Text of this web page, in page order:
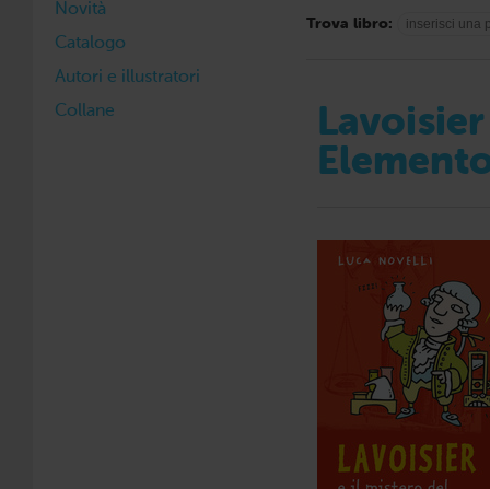
Novità
Catalogo
Autori e illustratori
Collane
Trova libro: